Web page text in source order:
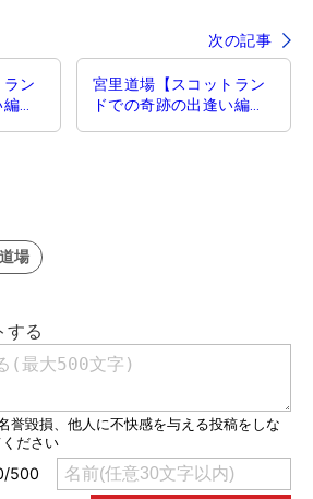
次の記事
ン
】
宮里道場【スコットラン
ドでの奇跡の出逢い編】
場